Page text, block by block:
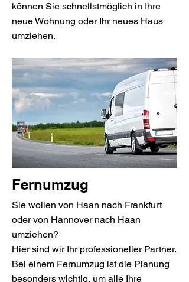
können Sie schnellstmöglich in Ihre
neue Wohnung oder Ihr neues Haus
umziehen.
Fernumzug
Sie wollen von Haan nach Frankfurt
oder von Hannover nach Haan
umziehen?
Hier sind wir Ihr professioneller Partner.
Bei einem Fernumzug ist die Planung
besonders wichtig, um alle Ihre